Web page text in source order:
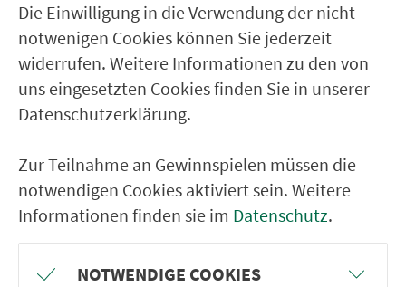
Münchsried (Brunn) Kapelle
Münchsried (Brunn) Mitte
Konstein
Eglsee (b.Brunn) Kindergarten
Pettenhof (Brunn) Kreisstraße
Bergstetten (b. Laaber)
Hinterzhof
Die Einwilligung in die Verwendung der nicht
notwenigen Cookies können Sie jederzeit
widerrufen. Weitere Informationen zu den von
uns eingesetzten Cookies finden Sie in unserer
Datenschutzerklärung.
Zur Teilnahme an Gewinnspielen müssen die
notwendigen Cookies aktiviert sein. Weitere
Informationen finden sie im Datenschutz.
NOTWENDIGE COOKIES